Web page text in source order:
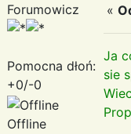
Forumowicz
Pomocna dłoń:
+0/-0
Offline
«
Ja
sie